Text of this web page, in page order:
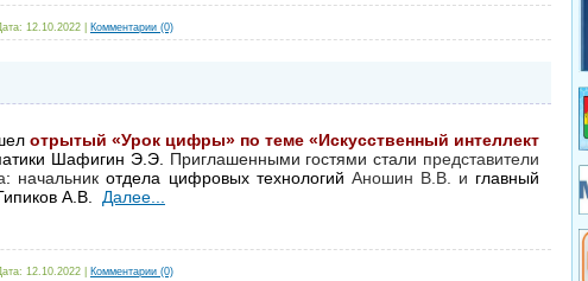
12.10.2022 Комментарии (0)
отрытый «Урок цифры» по теме «Искусственный интеллект
Шафигин Э.Э. Приглашенными гостями стали представители
: начальникотдела цифровых технологий Аношин В.В. и главный
А.В. Далее...
12.10.2022 Комментарии (0)